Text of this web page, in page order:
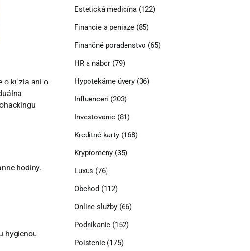
o kúzla ani o
hodiny.
hygienou
Estetická medicína(122)
Financie a peniaze(85)
Finančné poradenstvo (65)
HR a nábor(79)
Hypotekárne úvery(36)
Influenceri (203)
Investovanie(81)
Kreditné karty(168)
Kryptomeny(35)
Luxus (76)
Obchod (112)
Online služby(66)
Podnikanie(152)
Poistenie(175)